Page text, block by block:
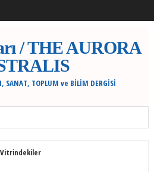
/ THE AURORA
SANAT, TOPLUM ve BİLİM DERGİSİ
Vitrindekiler